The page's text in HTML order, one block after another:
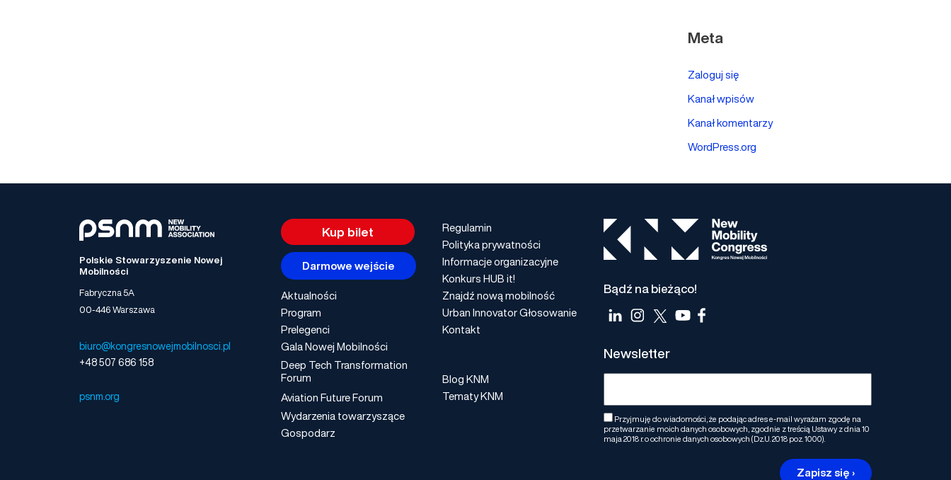
Meta
Zaloguj się
Kanał wpisów
Kanał komentarzy
WordPress.org
Polskie Stowarzyszenie Nowej
Mobilności
Fabryczna 5A
00-446 Warszawa
biuro@kongresnowejmobilnosci.pl
+48 507 686 158
psnm.org
Kup bilet
Darmowe wejście
Aktualności
Program
Prelegenci
Gala Nowej Mobilności
Deep Tech Transformation
Forum
Aviation Future Forum
Wydarzenia towarzyszące
Gospodarz
Regulamin
Polityka prywatności
Informacje organizacyjne
Konkurs HUB it!
Znajdź nową mobilność
Urban Innovator Głosowanie
Kontakt
Blog KNM
Tematy KNM
Bądź na bieżąco!
Newsletter
Przyjmuję do wiadomości, że podając adres e-mail wyrażam zgodę na
przetwarzanie moich danych osobowych, zgodnie z treścią Ustawy z dnia 10
maja 2018 r. o ochronie danych osobowych (Dz.U. 2018 poz. 1000).
Zapisz się ›